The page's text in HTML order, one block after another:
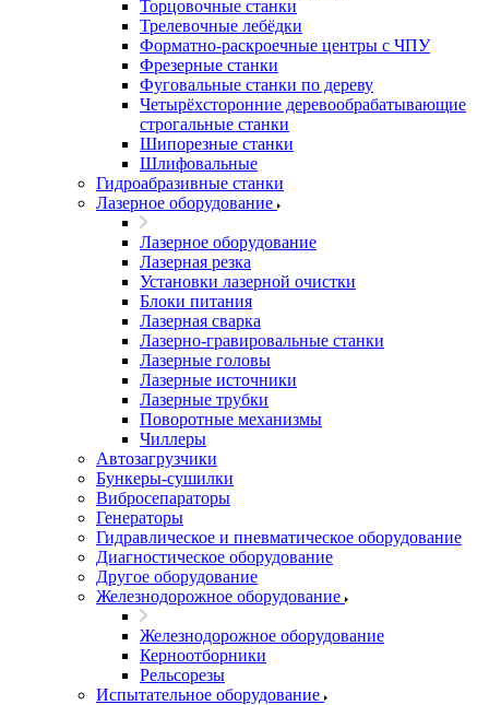
Торцовочные станки
Трелевочные лебёдки
Форматно-раскроечные центры с ЧПУ
Фрезерные станки
Фуговальные станки по дереву
Четырёхсторонние деревообрабатывающие
строгальные станки
Шипорезные станки
Шлифовальные
Гидроабразивные станки
Лазерное оборудование
Лазерное оборудование
Лазерная резка
Установки лазерной очистки
Блоки питания
Лазерная сварка
Лазерно-гравировальные станки
Лазерные головы
Лазерные источники
Лазерные трубки
Поворотные механизмы
Чиллеры
Автозагрузчики
Бункеры-сушилки
Вибросепараторы
Генераторы
Гидравлическое и пневматическое оборудование
Диагностическое оборудование
Другое оборудование
Железнодорожное оборудование
Железнодорожное оборудование
Керноотборники
Рельсорезы
Испытательное оборудование